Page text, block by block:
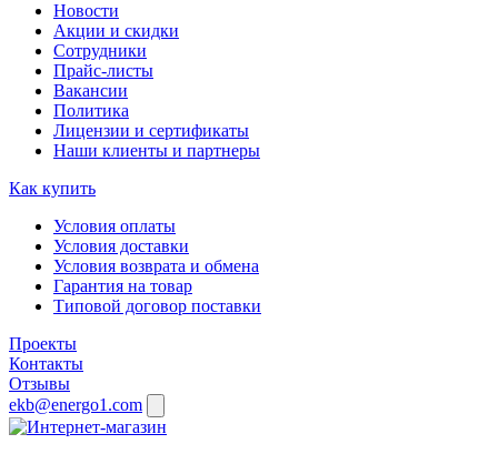
Новости
Акции и скидки
Сотрудники
Прайс-листы
Вакансии
Политика
Лицензии и сертификаты
Наши клиенты и партнеры
Как купить
Условия оплаты
Условия доставки
Условия возврата и обмена
Гарантия на товар
Типовой договор поставки
Проекты
Контакты
Отзывы
ekb@energo1.com